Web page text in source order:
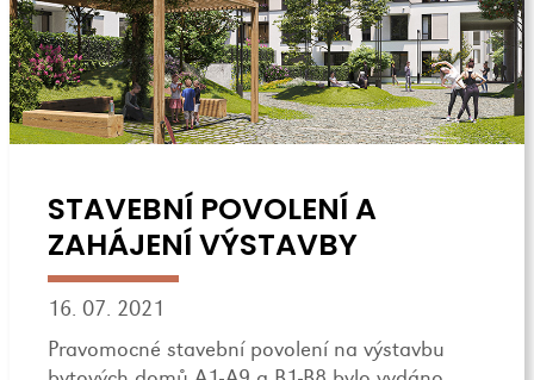
STAVEBNÍ POVOLENÍ A
ZAHÁJENÍ VÝSTAVBY
16. 07. 2021
Pravomocné stavební povolení na výstavbu